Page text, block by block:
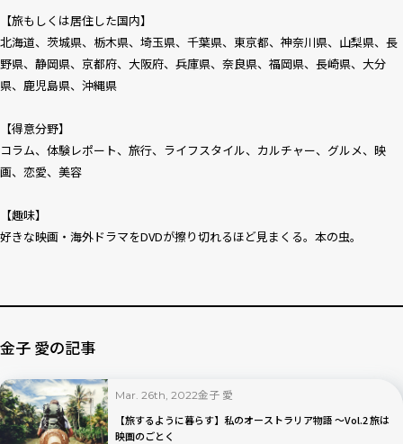
【旅もしくは居住した国内】
北海道、茨城県、栃木県、埼玉県、千葉県、東京都、神奈川県、山梨県、長
野県、静岡県、京都府、大阪府、兵庫県、奈良県、福岡県、長崎県、大分
県、鹿児島県、沖縄県
【得意分野】
コラム、体験レポート、旅行、ライフスタイル、カルチャー、グルメ、映
画、恋愛、美容
【趣味】
好きな映画・海外ドラマをDVDが擦り切れるほど見まくる。本の虫。
金子 愛の記事
Mar. 26th, 2022金子 愛
【旅するように暮らす】私のオーストラリア物語 ～Vol.2 旅は
映画のごとく